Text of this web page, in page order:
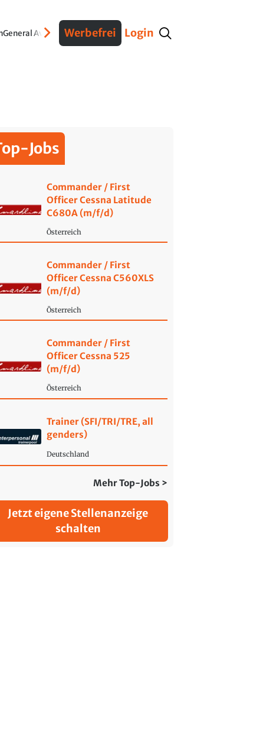
General AviationVerteidigungInterviews Fracht
Werbefrei Login
Jobs
Commander / First
Officer Cessna Latitude
C680A (m/f/d)
Österreich
Commander / First
Officer Cessna C560XLS
(m/f/d)
Österreich
Commander / First
Officer Cessna 525
(m/f/d)
Österreich
Trainer (SFI/TRI/TRE, all
genders)
Deutschland
Mehr Top-Jobs >
Jetzt eigene Stellenanzeige
schalten